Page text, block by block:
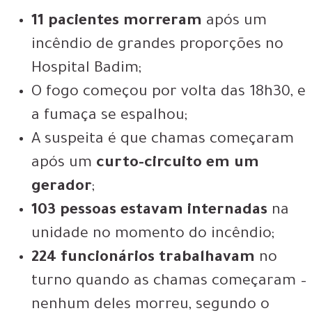
11 pacientes morreram após um
incêndio de grandes proporções no
Hospital Badim;
O fogo começou por volta das 18h30, e
a fumaça se espalhou;
A suspeita é que chamas começaram
após um curto-circuito em um
gerador;
103 pessoas estavam internadas na
unidade no momento do incêndio;
224 funcionários trabalhavam no
turno quando as chamas começaram –
nenhum deles morreu, segundo o